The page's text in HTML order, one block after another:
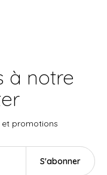
à notre
et promotions
S'abonner